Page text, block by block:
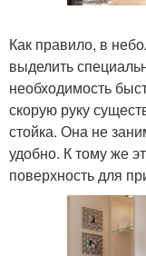
Как правило, в
выделить
необходимость
скорую руку
стойка. Она не
удобно. К тому же
поверхность для